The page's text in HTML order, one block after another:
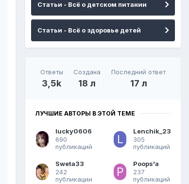
Статьи - Всё о детском питании
Статьи - Всё о здоровье детей
Ответы
3,5k
Создана
18 л
Последний ответ
17 л
ЛУЧШИЕ АВТОРЫ В ЭТОЙ ТЕМЕ
lucky0606
690
публикаций
Lenchik_23
305
публикаций
Sweta33
242
публикации
Poops'a
237
публикаций